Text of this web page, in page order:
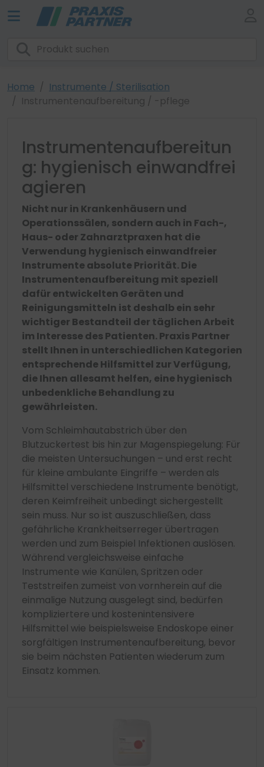
Home
Instrumente / Sterilisation
Instrumentenaufbereitung / -pflege
Instrumentenaufbereitun
g: hygienisch einwandfrei
agieren
Nicht nur in Krankenhäusern und
Operationssälen, sondern auch in Fach-,
Haus- oder Zahnarztpraxen hat die
Verwendung hygienisch einwandfreier
Instrumente absolute Priorität. Die
Instrumentenaufbereitung mit speziell
dafür entwickelten Geräten und
Reinigungsmitteln ist deshalb ein sehr
wichtiger Bestandteil der täglichen Arbeit
im Interesse des Patienten. Praxis Partner
stellt Ihnen in unterschiedlichen Kategorien
entsprechende Hilfsmittel zur Verfügung,
die Ihnen allesamt helfen, eine hygienisch
unbedenkliche Behandlung zu
gewährleisten.
Vom Schleimhautabstrich über den
Blutzuckertest bis hin zur Magenspiegelung: Für
die meisten Untersuchungen – und erst recht
für kleine ambulante Eingriffe – werden als
Hilfsmittel verschiedene Instrumente benötigt,
deren Keimfreiheit unbedingt sichergestellt
sein muss. Nur so ist auszuschließen, dass
gefährliche Krankheitserreger übertragen
werden und zum Beispiel Infektionen auslösen.
Während vergleichsweise einfache
Instrumente wie Kanülen, Spritzen oder
Teststreifen zumeist von vornherein auf die
einmalige Nutzung ausgelegt sind, bedürfen
kompliziertere und kostenintensivere
Hilfsmittel wie beispielsweise Endoskope einer
sorgfältigen Instrumentenaufbereitung, bevor
sie beim nächsten Patienten wiederum zum
Einsatz kommen.